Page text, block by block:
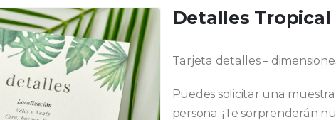
Detalles
Tarjeta detalles –
Puedes solicitar una
persona. ¡Te sorprenderán